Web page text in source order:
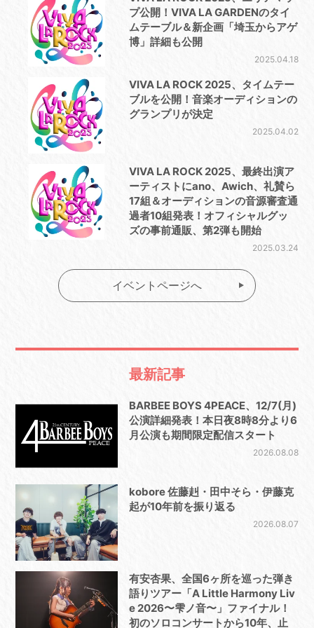
プ公開！VIVA LA GARDENのタイ
ムテーブル＆新企画「埼玉からアゲ
博」詳細も公開
2025.04.18
VIVA LA ROCK 2025、タイムテー
ブルを公開！⾳楽オーディションの
グランプリが決定
2025.04.02
VIVA LA ROCK 2025、最終出演ア
ーティストにano、Awich、礼賛ら
17組＆オーディションの⾳源審査通
過者10組発表！オフィシャルグッ
ズの事前通販、第2弾も開始
2025.03.24
イベントページへ
最新記事
BARBEE BOYS 4PEACE、12/7(月)
公演詳細発表！本日夜8時8分より6
月公演も期間限定配信スタート
2026.08.08
kobore 佐藤赳・田中そら・伊藤克
起が10年前を振り返る
2026.08.07
有安杏果、全国6ヶ所を巡った弾き
語りツアー「A Little Harmony Liv
e 2026〜雫ノ音〜」ファイナル！
初のソロコンサートから10年、止